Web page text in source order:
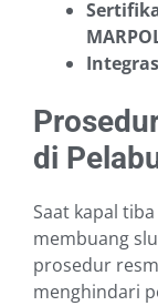
di
Saat kapal
membuang
prosedur
menghindari